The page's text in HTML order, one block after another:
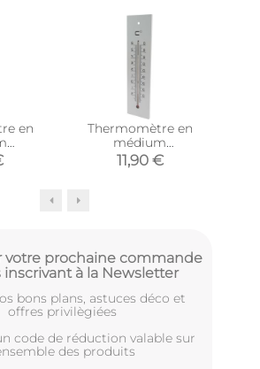
en
-
Thermomètre en
médium
contemporain (Gris -
30 cm)
11,90 €
votre prochaine commande
inscrivant à la Newsletter
bons plans, astuces déco et
offres privilègiées
code de réduction valable sur
des produits